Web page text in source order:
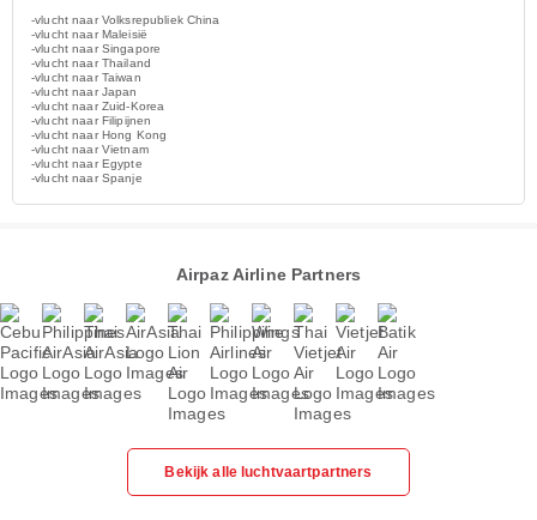
-vlucht naar Volksrepubliek China
-vlucht naar Maleisië
-vlucht naar Singapore
-vlucht naar Thailand
-vlucht naar Taiwan
-vlucht naar Japan
-vlucht naar Zuid-Korea
-vlucht naar Filipijnen
-vlucht naar Hong Kong
-vlucht naar Vietnam
-vlucht naar Egypte
-vlucht naar Spanje
Airpaz Airline Partners
Bekijk alle luchtvaartpartners